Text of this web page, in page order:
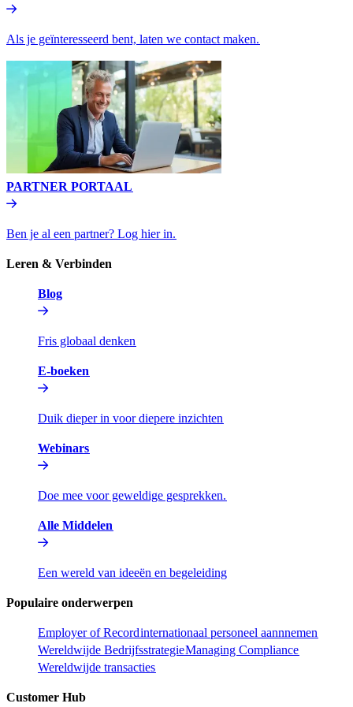
Als je geïnteresseerd bent, laten we contact maken.​​
PARTNER PORTAAL​​
Ben je al een partner? Log hier in.​​
Leren & Verbinden​​
Blog​​
Fris globaal denken​​
E-boeken​​
Duik dieper in voor diepere inzichten​​
Webinars​​
Doe mee voor geweldige gesprekken.​​
Alle Middelen​​
Een wereld van ideeën en begeleiding​​
Populaire onderwerpen​​
Employer of Record​​internationaal personeel aannnemen​​
Wereldwijde Bedrijfsstrategie​​Managing Compliance​​
Wereldwijde transacties​​
Customer Hub​​